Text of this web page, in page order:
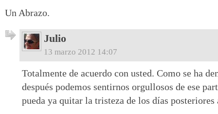
Un Abrazo.
Julio
13 marzo 2012 14:07
Totalmente de acuerdo con usted. Como se ha
después podemos sentirnos orgullosos de ese
pueda ya quitar la tristeza de los días